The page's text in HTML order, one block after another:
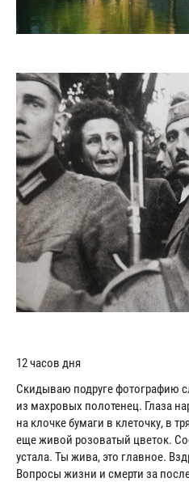
12 часов дня
Скидываю подруге фотографию
из махровых полотенец. Глаза
на клочке бумаги в клеточку, в
еще живой розоватый цветок.
устала. Ты жива, это главное.
Вопросы жизни и смерти за